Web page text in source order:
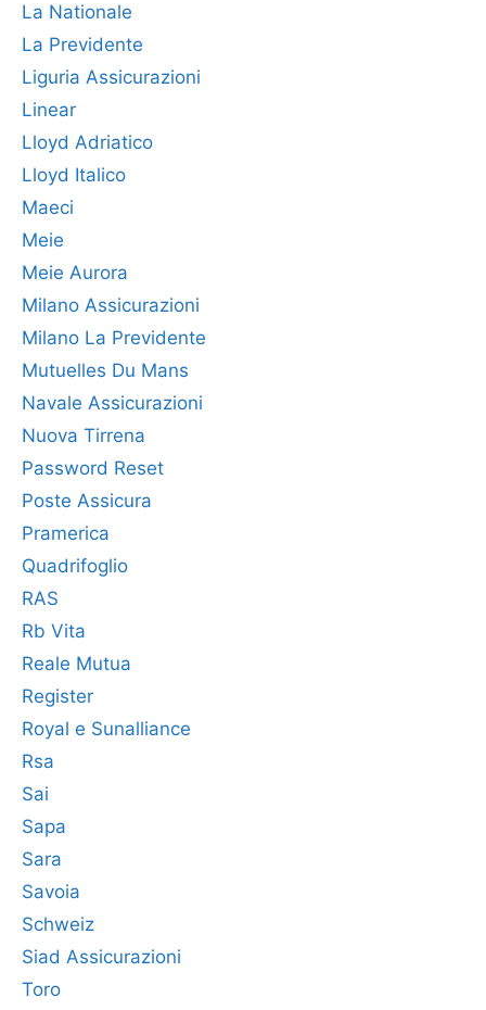
La Nationale
La Previdente
Liguria Assicurazioni
Linear
Lloyd Adriatico
Lloyd Italico
Maeci
Meie
Meie Aurora
Milano Assicurazioni
Milano La Previdente
Mutuelles Du Mans
Navale Assicurazioni
Nuova Tirrena
Password Reset
Poste Assicura
Pramerica
Quadrifoglio
RAS
Rb Vita
Reale Mutua
Register
Royal e Sunalliance
Rsa
Sai
Sapa
Sara
Savoia
Schweiz
Siad Assicurazioni
Toro